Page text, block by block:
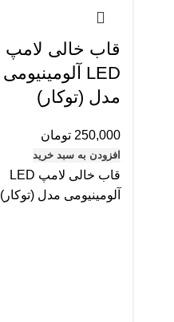
قاب خالی لامپ
LED آلومینیومی
مدل (توکار)
250,000 تومان
افزودن به سبد خرید
قاب خالی لامپ LED
آلومینیومی مدل (توکار)